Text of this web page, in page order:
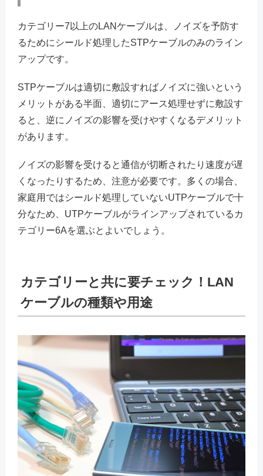
カテゴリー7以上のLANケーブルは、ノイズを予防す
るためにシールド処理したSTPケーブルのみのライン
アップです。
STPケーブルは適切に敷設すればノイズに強いという
メリットがある半面、適切にアース処理せずに敷設す
ると、逆にノイズの影響を受けやすくなるデメリット
があります。
ノイズの影響を受けると通信が切断されたり速度が遅
くなったりするため、注意が必要です。多くの場合、
家庭用ではシールド処理していないUTPケーブルで十
分なため、UTPケーブルがラインアップされているカ
テゴリー6Aを選ぶとよいでしょう。
カテゴリーと共に要チェック！LAN
ケーブルの種類や用途